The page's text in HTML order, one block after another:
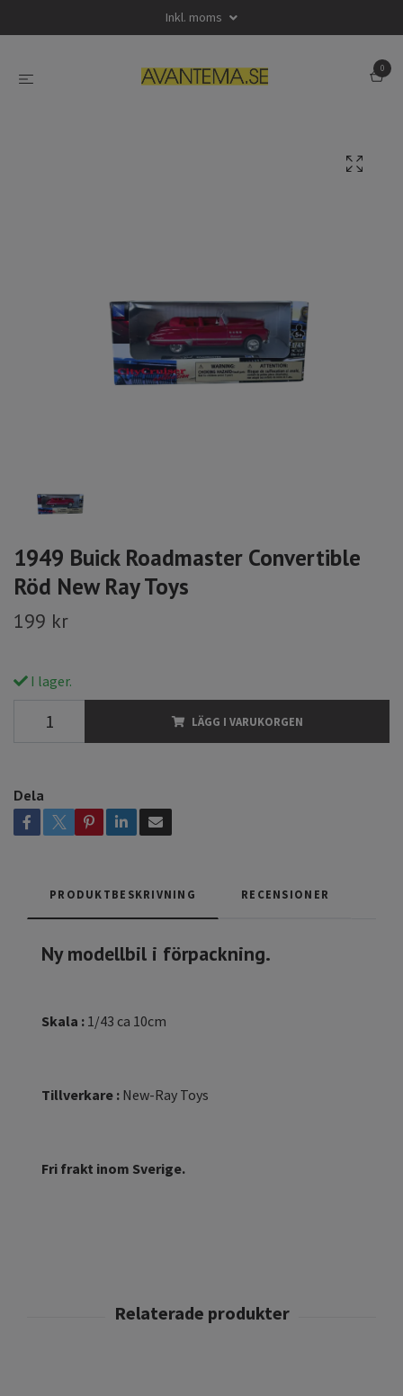
Inkl. moms
0
1949 Buick Roadmaster Convertible
Röd New Ray Toys
199 kr
I lager.
LÄGG I VARUKORGEN
Dela
PRODUKTBESKRIVNING RECENSIONER
Ny modellbil i förpackning.
Skala : 1/43 ca 10cm
Tillverkare : New-Ray Toys
Fri frakt inom Sverige.